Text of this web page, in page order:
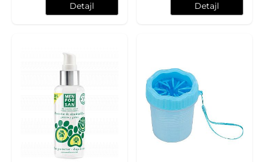
Detajl Detajl